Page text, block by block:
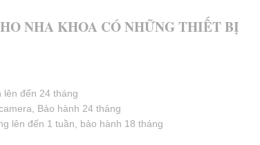
NHA KHOA CÓ NHỮNG THIẾT BỊ
lên đến 24 tháng
Bảo hành 24 tháng
lên đến 1 tuần, bảo hành 18 tháng